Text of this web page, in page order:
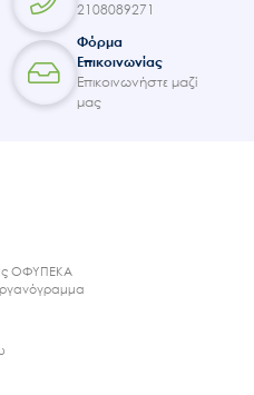
2108089271
Φόρμα
Επικοινωνίας
Επικοινωνήστε μαζί
μας
ΟΦΥΠΕΚΑ